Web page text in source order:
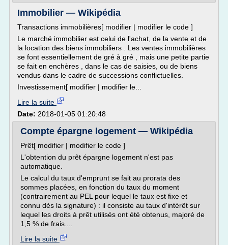
Immobilier — Wikipédia
Transactions immobilières[ modifier | modifier le code ]
Le marché immobilier est celui de l'achat, de la vente et de
la location des biens immobiliers . Les ventes immobilières
se font essentiellement de gré à gré , mais une petite partie
se fait en enchères , dans le cas de saisies, ou de biens
vendus dans le cadre de successions conflictuelles.
Investissement[ modifier | modifier le...
Lire la suite
Date: 2018-01-05 01:20:48
Compte épargne logement — Wikipédia
Prêt[ modifier | modifier le code ]
L'obtention du prêt épargne logement n'est pas
automatique.
Le calcul du taux d'emprunt se fait au prorata des
sommes placées, en fonction du taux du moment
(contrairement au PEL pour lequel le taux est fixe et
connu dès la signature) : il consiste au taux d'intérêt sur
lequel les droits à prêt utilisés ont été obtenus, majoré de
1,5 % de frais....
Lire la suite